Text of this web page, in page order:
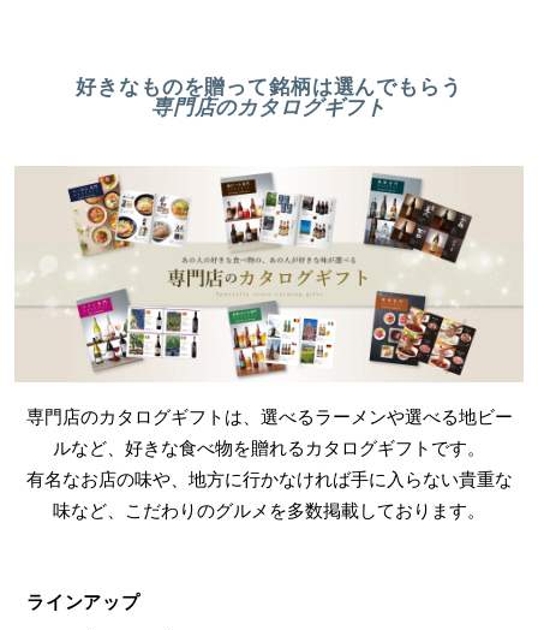
好きなものを贈って銘柄は選んでもらう
専門店のカタログギフト
専門店のカタログギフトは、選べるラーメンや選べる地ビー
ルなど、好きな食べ物を贈れるカタログギフトです。
有名なお店の味や、地方に行かなければ手に入らない貴重な
味など、こだわりのグルメを多数掲載しております。
ラインアップ